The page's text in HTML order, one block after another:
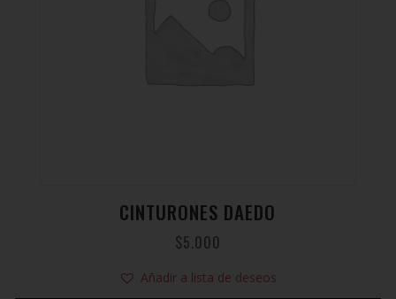
CINTURONES DAEDO
$5.000
Añadir a lista de deseos